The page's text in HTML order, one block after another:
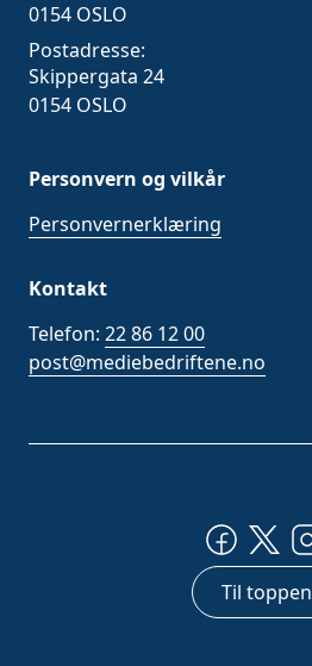
0154 OSLO
Postadresse:
Skippergata 24
0154 OSLO
Personvern og vilkår
Personvernerklæring
Kontakt
Telefon: 22 86 12 00
post@mediebedriftene.no
Til toppen